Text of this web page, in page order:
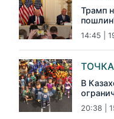
Трамп
14:45 |
В
20:38 |